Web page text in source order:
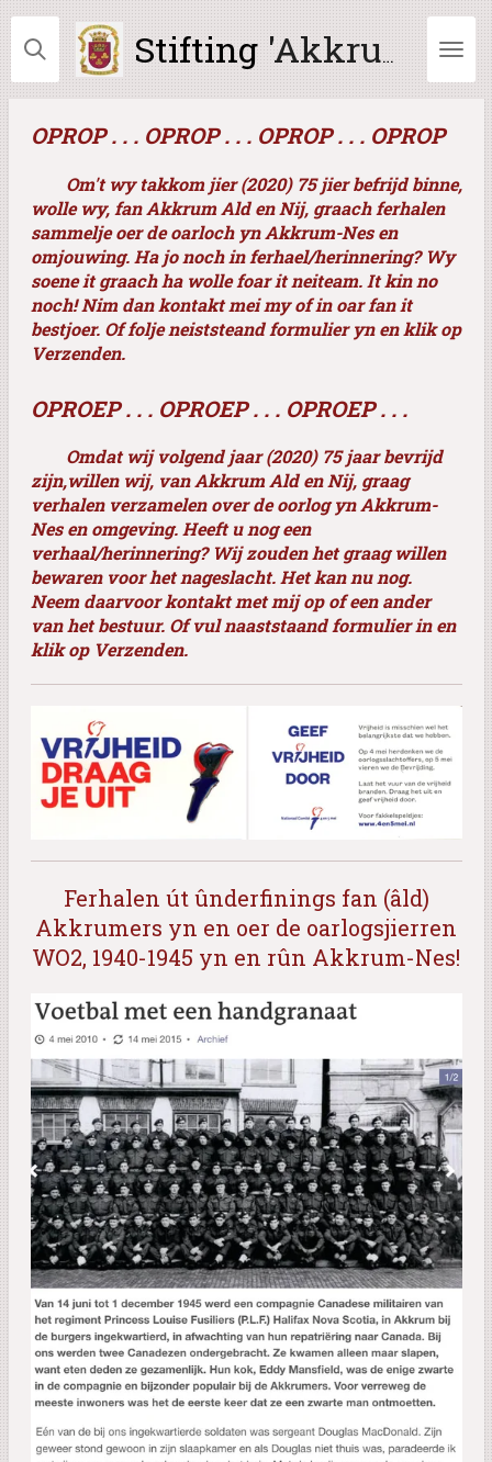
Ga
direct
naar
de
hoofdinhoud
Stifting'Akkrum Ald en Nij'
OPROP . . . OPROP . . . OPROP . . . OPROP
Om't wy takkom jier (2020) 75 jier befrijd binne,
wolle wy, fan Akkrum Ald en Nij, graach ferhalen
sammelje oer de oarloch yn Akkrum-Nes en
omjouwing. Ha jo noch in ferhael/herinnering? Wy
soene it graach ha wolle foar it neiteam. It kin no
noch! Nim dan kontakt mei my of in oar fan it
bestjoer. Of folje neiststeand formulier yn en klik op
Verzenden.
OPROEP . . . OPROEP . . . OPROEP . . .
Omdat wij volgend jaar (2020) 75 jaar bevrijd
zijn,willen wij, van Akkrum Ald en Nij, graag
verhalen verzamelen over de oorlog yn Akkrum-
Nes en omgeving. Heeft u nog een
verhaal/herinnering? Wij zouden het graag willen
bewaren voor het nageslacht. Het kan nu nog.
Neem daarvoor kontakt met mij op of een ander
van het bestuur. Of vul naaststaand formulier in en
klik op Verzenden.
Ferhalen út ûnderfinings fan (âld)
Akkrumers yn en oer de oarlogsjierren
WO2, 1940-1945 yn en rûn Akkrum-Nes!